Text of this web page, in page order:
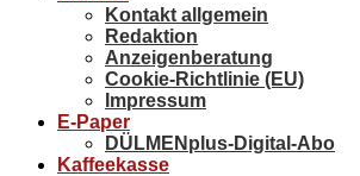
Kontakt allgemein
Redaktion
Anzeigenberatung
Cookie-Richtlinie (EU)
Impressum
E-Paper
DÜLMENplus-Digital-Abo
Kaffeekasse